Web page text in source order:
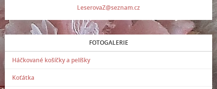
LeserovaZ@seznam.cz
FOTOGALERIE
Háčkované košíčky a pelíšky
Koťátka